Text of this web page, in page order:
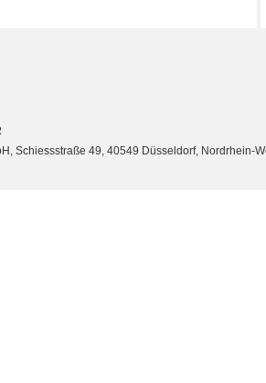
Schiessstraße 49, 40549 Düsseldorf, Nordrhein-